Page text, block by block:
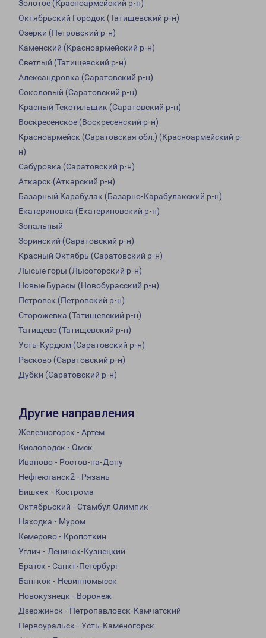
Золотое (Красноармейский р-н)
Октябрьский Городок (Татищевский р-н)
Озерки (Петровский р-н)
Каменский (Красноармейский р-н)
Светлый (Татищевский р-н)
Александровка (Саратовский р-н)
Соколовый (Саратовский р-н)
Красный Текстильщик (Саратовский р-н)
Воскресенское (Воскресенский р-н)
Красноармейск (Саратовская обл.) (Красноармейский р-
н)
Сабуровка (Саратовский р-н)
Аткарск (Аткарский р-н)
Базарный Карабулак (Базарно-Карабулакский р-н)
Екатериновка (Екатериновский р-н)
Зональный
Зоринский (Саратовский р-н)
Красный Октябрь (Саратовский р-н)
Лысые горы (Лысогорский р-н)
Новые Бурасы (Новобурасский р-н)
Петровск (Петровский р-н)
Сторожевка (Татищевский р-н)
Татищево (Татищевский р-н)
Усть-Курдюм (Саратовский р-н)
Расково (Саратовский р-н)
Дубки (Саратовский р-н)
Другие направления
Железногорск - Артем
Кисловодск - Омск
Иваново - Ростов-на-Дону
Нефтеюганск2 - Рязань
Бишкек - Кострома
Октябрьский - Стамбул Олимпик
Находка - Муром
Кемерово - Кропоткин
Углич - Ленинск-Кузнецкий
Братск - Санкт-Петербург
Бангкок - Невинномысск
Новокузнецк - Воронеж
Дзержинск - Петропавловск-Камчатский
Первоуральск - Усть-Каменогорск